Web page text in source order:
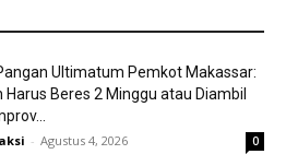
Ultimatum Pemkot Makassar:
Harus Beres 2 Minggu atau Diambil
- Agustus 4, 2026 0